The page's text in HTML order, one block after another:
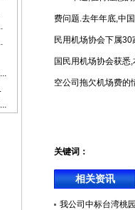
费问题.去年年底,中
民用机场协会下属
国民用机场协会获悉
空公司拖欠机场费的
关键词：
相关资讯
我公司中标台湾桃